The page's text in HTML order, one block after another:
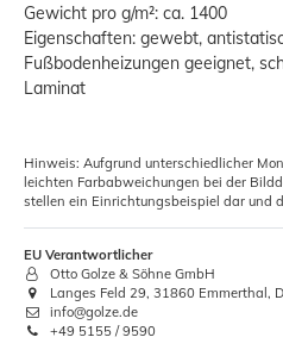
Gewicht pro g/m²: ca. 1400
Eigenschaften: gewebt,
Fußbodenheizungen geeignet,
Laminat
Hinweis: Aufgrund unterschiedlicher
leichten Farbabweichungen bei der
stellen ein Einrichtungsbeispiel dar und
EU Verantwortlicher
Otto Golze & Söhne GmbH
Langes Feld 29, 31860 Emmerthal,
info@golze.de
+49 5155 / 9590